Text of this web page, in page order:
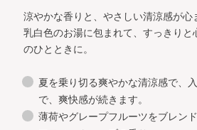
涼やかな香りと、やさしい清涼感が心
乳白色のお湯に包まれて、すっきりと
のひとときに。
夏を乗り切る爽やかな清涼感で、
で、爽快感が続きます。
薄荷やグレープフルーツをブレン